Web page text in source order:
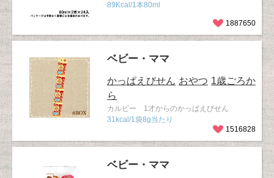
89Kcal/1本80ml
1887650
ベビー・ママ
かっぱえびせん おやつ 1歳ごろか
ら
カルビー 1才からのかっぱえびせん
31kcal/1袋8g当たり
1516828
ベビー・ママ